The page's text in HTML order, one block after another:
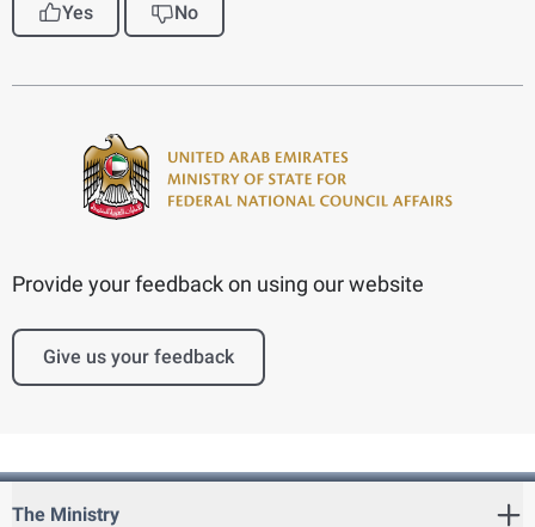
Yes No
Provide your feedback on using our website
Give us your feedback
The Ministry